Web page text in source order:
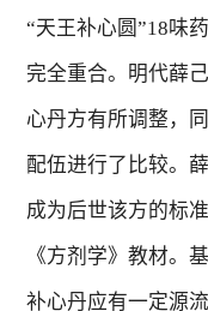
“天王补心圆”18味
完全重合。明代薛
心丹方有所调整，
配伍进行了比较。
成为后世该方的标
《方剂学》教材。
补心丹应有一定源